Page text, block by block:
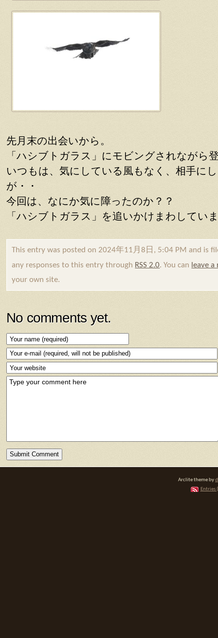
先月末の出会いから。
「ハシブトガラス」にモビングされながら
いつもは、気にしている風もなく、相手に
が・・
今回は、なにか気に障ったのか？？
「ハシブトガラス」を追いかけまわしてい
This entry was posted on 2024年11月8日, 5:04 PM and is
any responses to this entry through RSS 2.0. You can leave a
your own site.
No comments yet.
Arclite theme by
Entries